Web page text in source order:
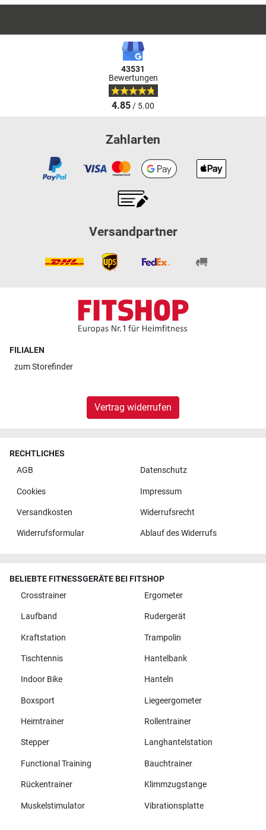
43531
Bewertungen
4.85/ 5.00
Zahlarten
Versandpartner
FILIALEN
zumStorefinder
Vertrag widerrufen
RECHTLICHES
AGB
Datenschutz
Cookies Impressum
Versandkosten Widerrufsrecht
Widerrufsformular Ablauf des Widerrufs
BELIEBTE FITNESSGERÄTE BEI FITSHOP
Crosstrainer
Ergometer
Laufband Rudergerät
Kraftstation Trampolin
Tischtennis Hantelbank
Indoor Bike Hanteln
Boxsport Liegeergometer
Heimtrainer Rollentrainer
Stepper Langhantelstation
Functional Training Bauchtrainer
Rückentrainer Klimmzugstange
Muskelstimulator Vibrationsplatte